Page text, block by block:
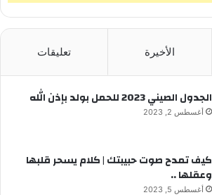
الأخيرة تعليقات
الجدول الصيني 2023 للحمل بولد بإذن الله
أغسطس 2, 2023
كيف تمدح صوت حبيبتك | كلام يسحر قلبها
وعقلها ..
أغسطس 5, 2023